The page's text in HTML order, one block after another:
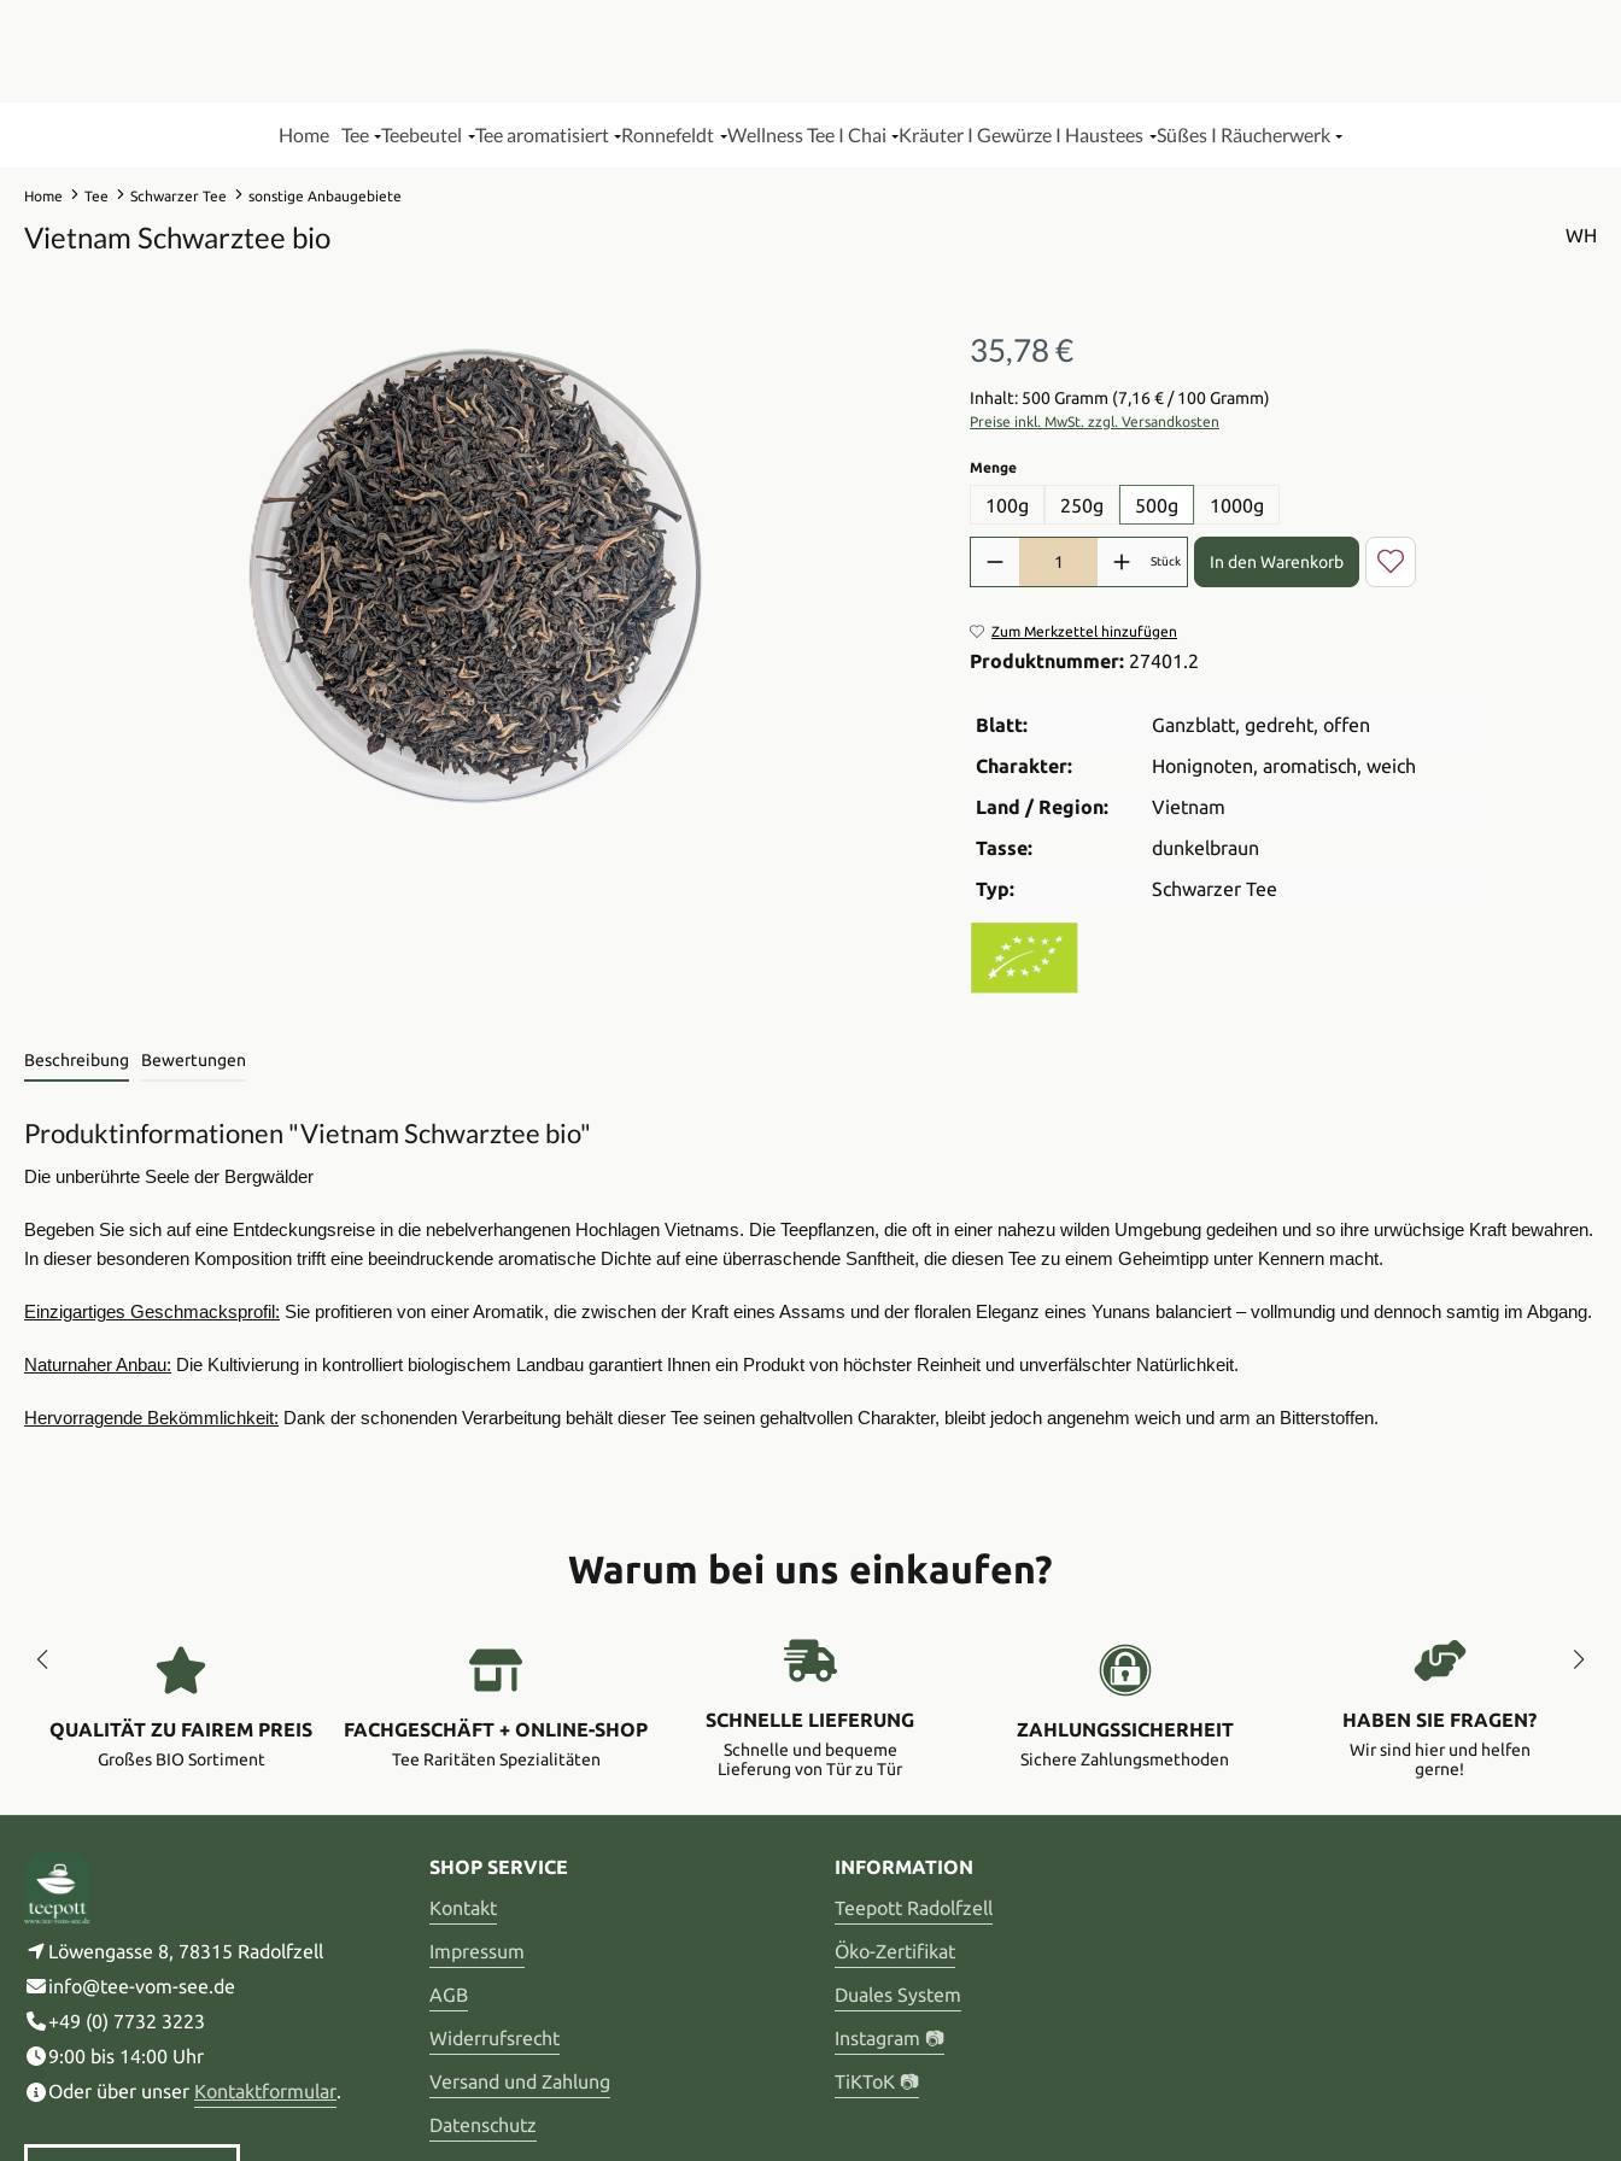
Home Tee Teebeutel Tee aromatisiert Ronnefeldt Wellness Tee I Chai Kräuter I Gewürze I Haustees Süßes I Räucherwerk
Home Tee Schwarzer Tee sonstige Anbaugebiete
Vietnam Schwarztee bio WH
Regulärer Preis:
35,78 €
Inhalt: 500 Gramm (7,16 € / 100 Gramm)
Preise inkl. MwSt. zzgl. Versandkosten
Mengeauswählen
100g 250g 500g 1000g
Produkt Anzahl: Gib den gewünschten Wert ein oder benutze die
Stück In den Warenkorb
Zum Merkzettel hinzufügen
Produktnummer: 27401.2
Blatt: Ganzblatt, gedreht, offen
Charakter:
Honignoten, aromatisch, weich
Land / Region:
Vietnam
Tasse:
dunkelbraun
Typ:
Schwarzer Tee
Beschreibung Bewertungen
Produktinformationen "Vietnam Schwarztee bio"
Die unberührte Seele der Bergwälder
​Begeben Sie sich auf eine Entdeckungsreise in die nebelverhangenen Hochlagen Vietnams. Die Teepflanzen, die oft in einer nahezu wilden Umgebung gedeihen und so ihre urwüchsige Kraft bewahren.
In dieser besonderen Komposition trifft eine beeindruckende aromatische Dichte auf eine überraschende Sanftheit, die diesen Tee zu einem Geheimtipp unter Kennern macht.
​Einzigartiges Geschmacksprofil: Sie profitieren von einer Aromatik, die zwischen der Kraft eines Assams und der floralen Eleganz eines Yunans balanciert – vollmundig und dennoch samtig im Abgang.
​Naturnaher Anbau: Die Kultivierung in kontrolliert biologischem Landbau garantiert Ihnen ein Produkt von höchster Reinheit und unverfälschter Natürlichkeit.
​Hervorragende Bekömmlichkeit: Dank der schonenden Verarbeitung behält dieser Tee seinen gehaltvollen Charakter, bleibt jedoch angenehm weich und arm an Bitterstoffen.
Warum bei uns einkaufen?
QUALITÄT ZU FAIREM PREIS
Großes BIO Sortiment
FACHGESCHÄFT + ONLINE-SHOP
Tee Raritäten Spezialitäten
SCHNELLE LIEFERUNG
Schnelle und bequeme
Lieferung von Tür zu Tür
ZAHLUNGSSICHERHEIT
Sichere Zahlungsmethoden
HABEN SIE FRAGEN?
Wir sind hier und helfen
gerne!
Löwengasse 8, 78315 Radolfzell
info@tee-vom-see.de
+49 (0) 7732 3223
9:00 bis 14:00 Uhr
Oder über unser Kontaktformular.
SHOP SERVICE
Kontakt
Impressum
AGB
Widerrufsrecht
Versand und Zahlung
Datenschutz
INFORMATION
Teepott Radolfzell
Öko-Zertifikat
Duales System
Instagram 📷
TiKToK 📷